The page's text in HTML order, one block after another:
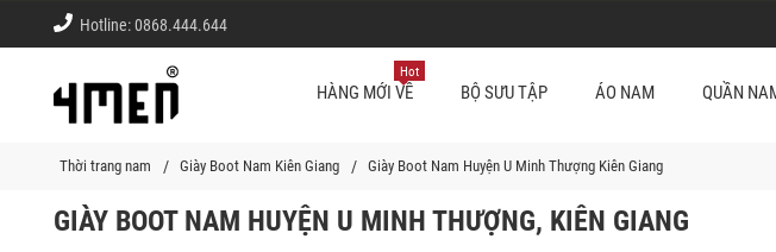
Hotline:0868.444.644
HÀNG MỚI VỀ
Hot
BỘ SƯU TẬP ÁO NAM QUẦN
Thời trang nam Giày Boot Nam Kiên Giang Giày Boot Nam Huyện U Minh Thượng Kiên Giang
GIÀY BOOT NAM HUYỆN U MINH THƯỢNG, KIÊN GIANG